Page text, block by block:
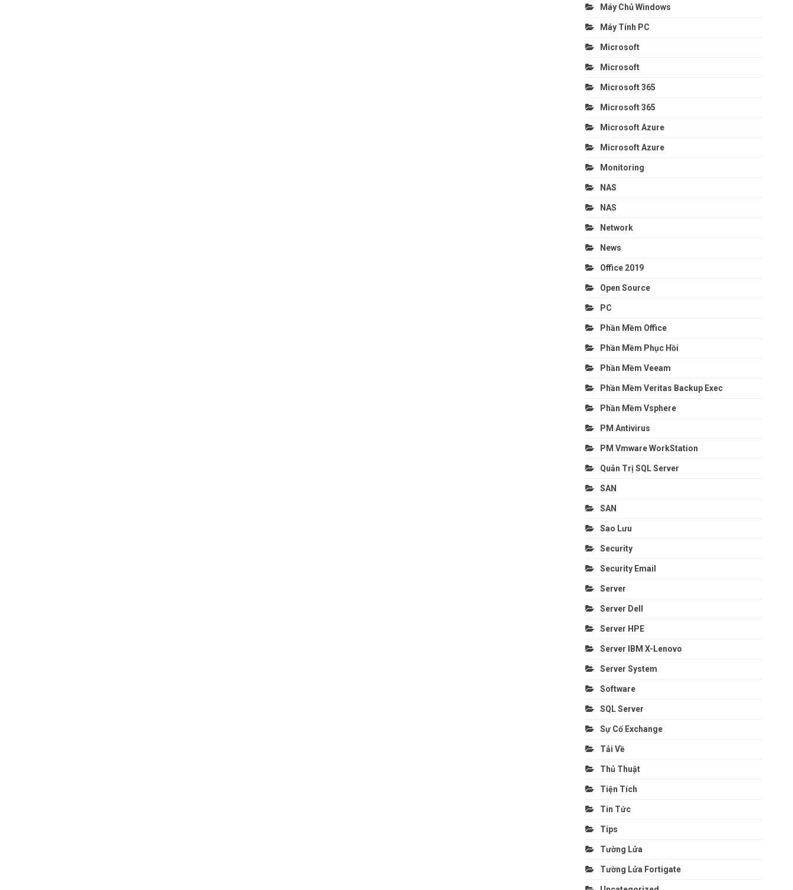
Máy Chủ Windows
Máy Tính PC
Microsoft
Microsoft
Microsoft 365
Microsoft 365
Microsoft Azure
Microsoft Azure
Monitoring
NAS
NAS
Network
News
Office 2019
Open Source
PC
Phần Mềm Office
Phần Mềm Phục Hồi
Phần Mềm Veeam
Phần Mềm Veritas Backup Exec
Phần Mềm Vsphere
PM Antivirus
PM Vmware WorkStation
Quản Trị SQL Server
SAN
SAN
Sao Lưu
Security
Security Email
Server
Server Dell
Server HPE
Server IBM X-Lenovo
Server System
Software
SQL Server
Sự Cố Exchange
Tải Về
Thủ Thuật
Tiện Tích
Tin Tức
Tips
Tường Lửa
Tường Lửa Fortigate